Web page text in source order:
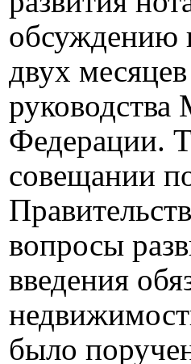
обсуждению
двух
Федерации.
совещании
вопросы
введения
было